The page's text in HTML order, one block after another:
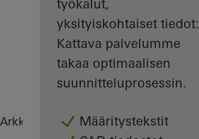
työkalut,
yksityiskohtaiset tiedot:
Kattava palvelumme
takaa optimaalisen
suunnitteluprosessin.
Määritystekstit
Arkkitehdit ReferenssitHighlights